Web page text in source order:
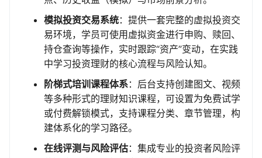
模拟投资交易系统：提供一套完整的虚拟投资交
易环境，学员可使用虚拟资金进行申购、赎回、
持仓查询等操作，实时跟踪“资产”变动，在实践
中学习投资理财的核心流程与风险认知。
阶梯式培训课程体系：后台支持创建图文、视频
等多种形式的理财知识课程，可设置为免费试学
或付费解锁模式，支持课程分类、章节管理，构
建体系化的学习路径。
在线评测与风险评估：集成专业的投资者风险评